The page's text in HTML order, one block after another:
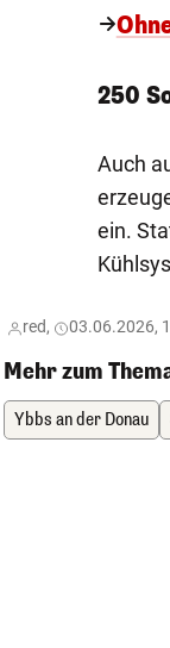
250
Auch
ein.
red, 03.06.2026,
Mehr zum
Ybbs an der Donau